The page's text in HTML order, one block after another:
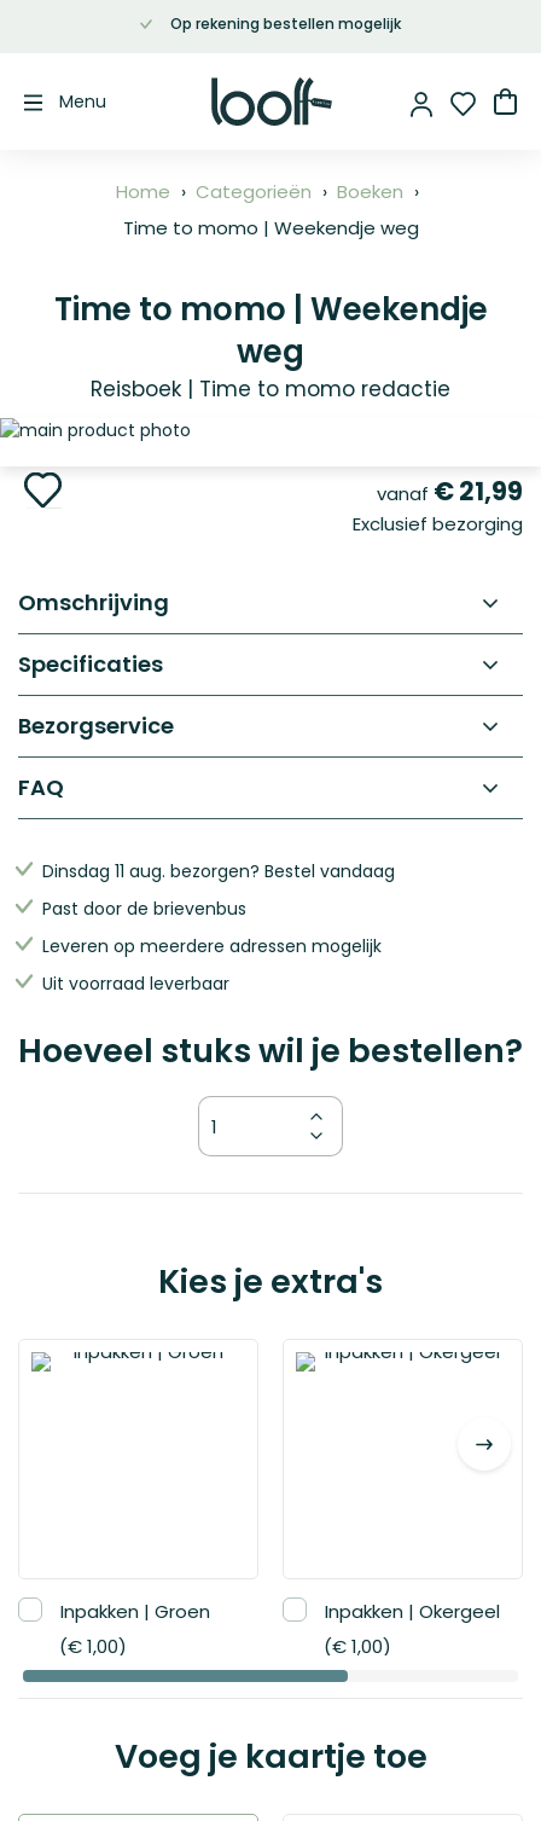
inhoud
Op rekening bestellen mogelijk
Menu
Home Categorieën
Boeken
Time to momo | Weekendje weg
Time to momo | Weekendje
weg
Reisboek | Time to momo redactie
Ga
het
einde
gallerij
naar
de
afbeeldingen-
vanaf € 21,99
Exclusief bezorging
Omschrijving
Specificaties
Bezorgservice
FAQ
Dinsdag 11 aug. bezorgen? Bestel vandaag
Past door de brievenbus
Leveren op meerdere adressen mogelijk
Uit voorraad leverbaar
Hoeveel stuks wil je bestellen?
variant
21,99
Kies je extra's
Inpakken | Groen
€ 1,00
Inpakken | Okergeel
€ 1,00
Voeg je kaartje toe